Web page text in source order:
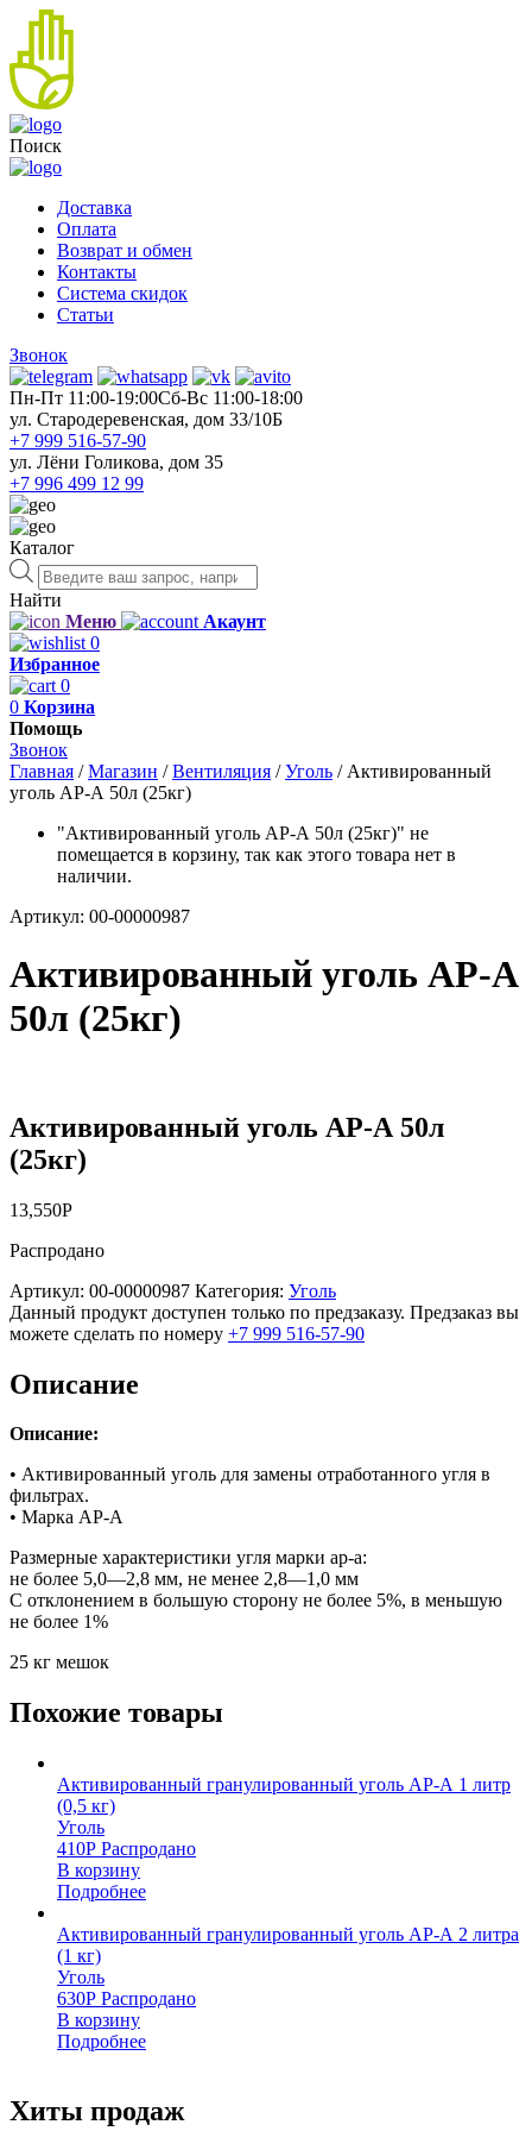
Поиск
Доставка
Оплата
Возврат и обмен
Контакты
Система скидок
Статьи
Звонок
Пн-Пт 11:00-19:00Cб-Вс 11:00-18:00
ул. Стародеревенская, дом 33/10Б
+7 999 516-57-90
ул. Лёни Голикова, дом 35
+7 996 499 12 99
Каталог
Поиск
товаров
Найти
Меню
Акаунт
0
Избранное
0
0 Корзина
Помощь
Звонок
Главная /Магазин /Вентиляция /Уголь / Активированный
уголь АР-А 50л (25кг)
"Активированный уголь АР-А 50л (25кг)" не
помещается в корзину, так как этого товара нет в
наличии.
Артикул: 00-00000987
Активированный уголь АР-А
50л (25кг)
Активированный уголь АР-А 50л
(25кг)
13,550Р
Распродано
Артикул: 00-00000987 Категория: Уголь
Данный продукт доступен только по предзаказу. Предзаказ вы
можете сделать по номеру +7 999 516-57-90
Описание
Описание:
• Активированный уголь для замены отработанного угля в
фильтрах.
• Марка АР-А
Размерные характеристики угля марки ар-а:
не более 5,0—2,8 мм, не менее 2,8—1,0 мм
С отклонением в большую сторону не более 5%, в меньшую
не более 1%
25 кг мешок
Похожие товары
Активированный гранулированный уголь АР-А 1 литр
(0,5 кг)
Уголь
410Р Распродано
В корзину
Подробнее
Активированный гранулированный уголь АР-А 2 литра
(1 кг)
Уголь
630Р Распродано
В корзину
Подробнее
Хиты продаж